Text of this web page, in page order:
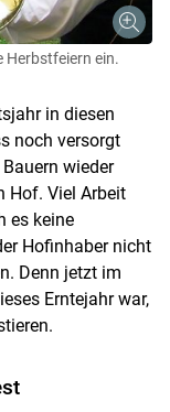
Herbstfeiern ein.
in diesen
noch versorgt
wieder
Hof. Viel Arbeit
es keine
Hofinhaber nicht
Denn jetzt im
Erntejahr war,